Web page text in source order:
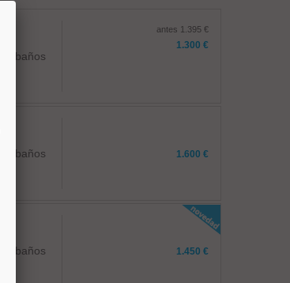
1 baños
antes 1.395 €
1.300 €
1 baños 1.600 €
2 baños 1.450 €